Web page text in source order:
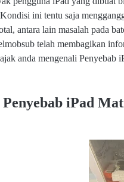
ini tentu saja
antara lain masalah pada
telah membagikan
anda mengenali
iPad